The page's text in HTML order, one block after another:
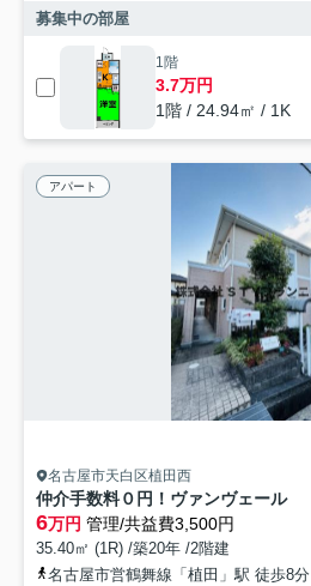
募集中の部屋
1階
3.7万円
1階 / 24.94㎡ / 1K
アパート
名古屋市天白区植田西
仲介手数料０円！ヴァンヴェール
6万円 管理/共益費3,500円
35.40㎡ (1R) /築20年 /2階建
名古屋市営鶴舞線「植田」駅 徒歩8分